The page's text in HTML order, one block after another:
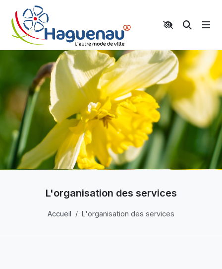
Panneau de gestion des cookies
Aller au contenu principal
Aller au menu
Aller au moteur de recherche
Moteur
L'organisation des services
Accueil L'organisation des services